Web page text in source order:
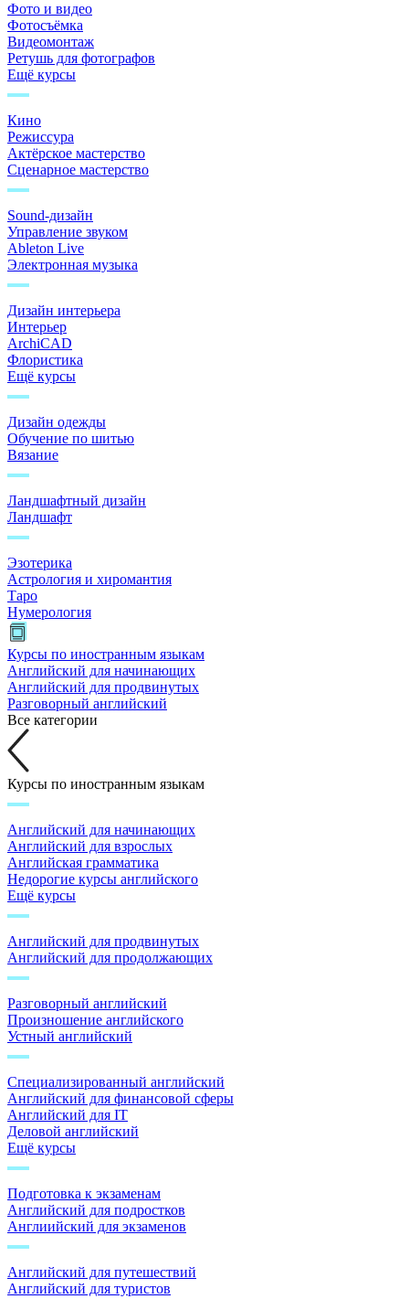
Фото и видео
Фотосъёмка
Видеомонтаж
Ретушь для фотографов
Ещё курсы
Кино
Режиссура
Актёрское мастерство
Сценарное мастерство
Sound-дизайн
Управление звуком
Ableton Live
Электронная музыка
Дизайн интерьера
Интерьер
ArchiCAD
Флористика
Ещё курсы
Дизайн одежды
Обучение по шитью
Вязание
Ландшафтный дизайн
Ландшафт
Эзотерика
Астрология и хиромантия
Таро
Нумерология
Курсы по иностранным языкам
Английский для начинающих
Английский для продвинутых
Разговорный английский
Все категории
Курсы по иностранным языкам
Английский для начинающих
Английский для взрослых
Английская грамматика
Недорогие курсы английского
Ещё курсы
Английский для продвинутых
Английский для продолжающих
Разговорный английский
Произношение английского
Устный английский
Специализированный английский
Английский для финансовой сферы
Английский для IT
Деловой английский
Ещё курсы
Подготовка к экзаменам
Английский для подростков
Англиийский для экзаменов
Английский для путешествий
Английский для туристов